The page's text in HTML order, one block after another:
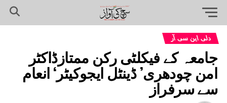
دلی این سی آر
جامعہ کے فیکلٹی رکن ممتازڈاکٹر
امن چودھری’ ڈینٹل ایجوکیٹر‘ انعام
سے سرفراز